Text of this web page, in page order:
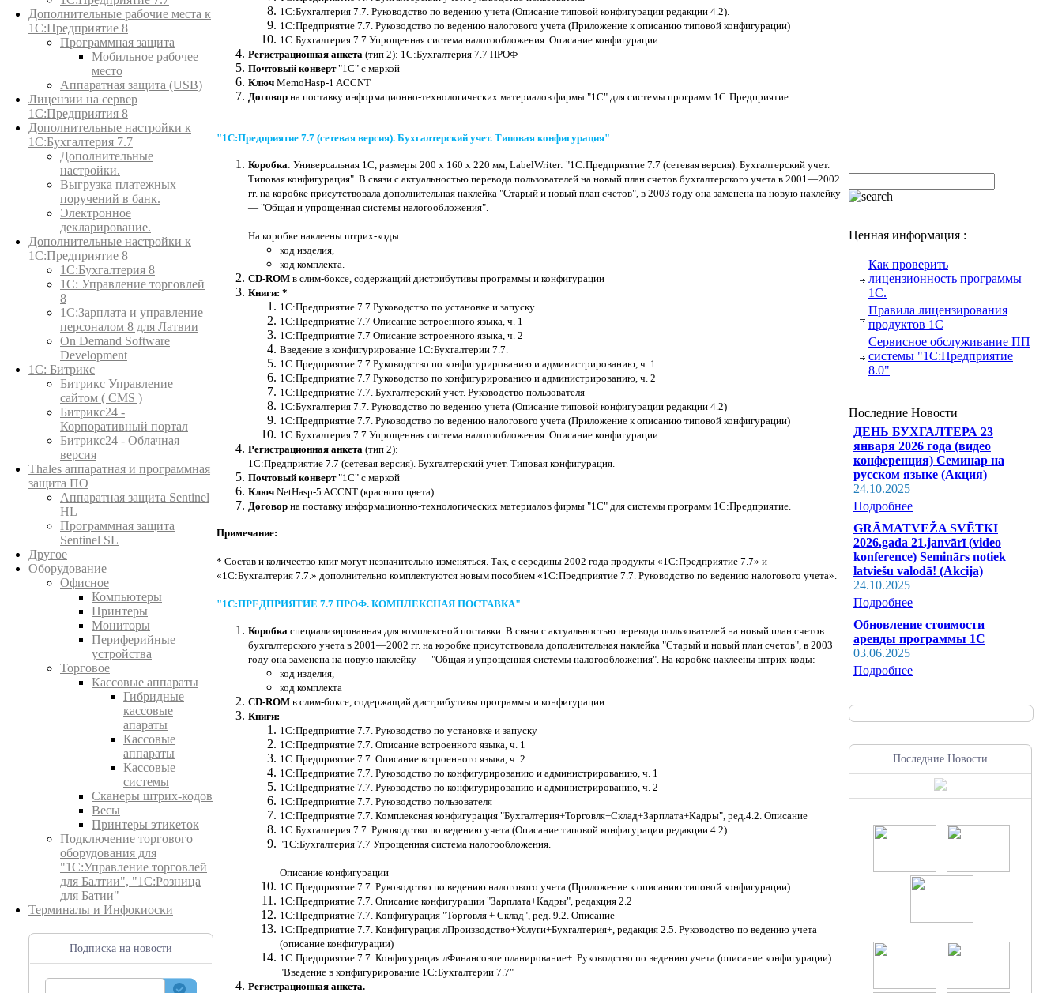
Дополнительные рабочие места к
1С:Предприятие 8
Программная защита
Мобильное рабочее
место
Аппаратная защита (USB)
Лицензии на сервер
1С:Предприятия 8
Дополнительные настройки к
1С:Бухгалтерия 7.7
Дополнительные
настройки.
Выгрузка платежных
поручений в банк.
Электронное
декларирование.
Дополнительные настройки к
1С:Предприятие 8
1С:Бухгалтерия 8
1C: Управление торговлей
8
1С:Зарплата и управление
персоналом 8 для Латвии
On Demand Software
Development
1С: Битрикс
Битрикс Управление
сайтом ( CMS )
Битрикс24 -
Корпоративный портал
Битрикс24 - Облачная
версия
Thales аппаратная и программная
защита ПО
Аппаратная защита Sentinel
HL
Программная защита
Sentinel SL
Другое
Оборудование
Офисное
Компьютеры
Принтеры
Мониторы
Периферийные
устройства
Торговое
Кассовые аппараты
Гибридные
кассовые
апараты
Кассовые
аппараты
Кассовые
системы
Сканеры штрих-кодов
Весы
Принтеры этикеток
Подключение торгового
оборудования для
"1С:Управление торговлей
для Балтии", "1С:Розница
для Батии"
Терминалы и Инфокиоски
Подписка на новости
1С:Бухгалтерия 7.7. Руководство по ведению учета (Описание типовой конфигурации редакции 4.2).
1С:Предприятие 7.7. Руководство по ведению налогового учета (Приложение к описанию типовой конфигурации)
1С:Бухгалтерия 7.7 Упрощенная система налогообложения. Описание конфигурации
Регистрационная анкета (тип 2): 1С:Бухгалтерия 7.7 ПРОФ
Почтовый конверт"1С" с маркой
Ключ MemoHasp-1 ACCNT
Договор на поставку информационно-технологических материалов фирмы "1С" для системы программ 1С:Предприятие.
"1С:Предприятие 7.7 (сетевая версия). Бухгалтерский учет. Типовая конфигурация"
Коробка: Универсальная 1С, размеры 200 x 160 x 220 мм, LabelWriter: "1С:Предприятие 7.7 (сетевая версия). Бухгалтерский учет.
Типовая конфигурация". В связи с актуальностью перевода пользователей на новый план счетов бухгалтерского учета в 2001—2002
гг. на коробке присутствовала дополнительная наклейка "Старый и новый план счетов", в 2003 году она заменена на новую наклейку
— "Общая и упрощенная системы налогообложения".
На коробке наклеены штрих-коды:
код изделия,
код комплекта.
CD-ROM в слим-боксе, содержащий дистрибутивы программы и конфигурации
Книги: *
1С:Предприятие 7.7 Руководство по установке и запуску
1С:Предприятие 7.7 Описание встроенного языка, ч. 1
1С:Предприятие 7.7 Описание встроенного языка, ч. 2
Введение в конфигурирование 1С:Бухгалтерии 7.7.
1С:Предприятие 7.7 Руководство по конфигурированию и администрированию, ч. 1
1С:Предприятие 7.7 Руководство по конфигурированию и администрированию, ч. 2
1С:Предприятие 7.7. Бухгалтерский учет. Руководство пользователя
1С:Бухгалтерия 7.7. Руководство по ведению учета (Описание типовой конфигурации редакции 4.2)
1С:Предприятие 7.7. Руководство по ведению налогового учета (Приложение к описанию типовой конфигурации)
1С:Бухгалтерия 7.7 Упрощенная система налогообложения. Описание конфигурации
Регистрационная анкета (тип 2):
1С:Предприятие 7.7 (сетевая версия). Бухгалтерский учет. Типовая конфигурация.
Почтовый конверт"1С" с маркой
Ключ NetHasp-5 ACCNT (красного цвета)
Договор на поставку информационно-технологических материалов фирмы "1С" для системы программ 1С:Предприятие.
Примечание:
* Состав и количество книг могут незначительно изменяться. Так, с середины 2002 года продукты «1С:Предприятие 7.7» и
«1С:Бухгалтерия 7.7.» дополнительно комплектуются новым пособием «1С:Предприятие 7.7. Руководство по ведению налогового учета».
"1С:ПРЕДПРИЯТИЕ 7.7 ПРОФ. КОМПЛЕКСНАЯ ПОСТАВКА"
Коробка специализированная для комплексной поставки. В связи с актуальностью перевода пользователей на новый план счетов
бухгалтерского учета в 2001—2002 гг. на коробке присутствовала дополнительная наклейка "Старый и новый план счетов", в 2003
году она заменена на новую наклейку — "Общая и упрощенная системы налогообложения". На коробке наклеены штрих-коды:
код изделия,
код комплекта
CD-ROM в слим-боксе, содержащий дистрибутивы программы и конфигурации
Книги:
1С:Предприятие 7.7. Руководство по установке и запуску
1С:Предприятие 7.7. Описание встроенного языка, ч. 1
1С:Предприятие 7.7. Описание встроенного языка, ч. 2
1С:Предприятие 7.7. Руководство по конфигурированию и администрированию, ч. 1
1С:Предприятие 7.7. Руководство по конфигурированию и администрированию, ч. 2
1С:Предприятие 7.7. Руководство пользователя
1С:Предприятие 7.7. Комплексная конфигурация "Бухгалтерия+Торговля+Склад+Зарплата+Кадры", ред.4.2. Описание
1С:Бухгалтерия 7.7. Руководство по ведению учета (Описание типовой конфигурации редакции 4.2).
"1С:Бухгалтерия 7.7 Упрощенная система налогообложения.
Описание конфигурации
1С:Предприятие 7.7. Руководство по ведению налогового учета (Приложение к описанию типовой конфигурации)
1С:Предприятие 7.7. Описание конфигурации "Зарплата+Кадры", редакция 2.2
1С:Предприятие 7.7. Конфигурация "Торговля + Склад", ред. 9.2. Описание
1С:Предприятие 7.7. Конфигурация лПроизводство+Услуги+Бухгалтерия+, редакция 2.5. Руководство по ведению учета
(описание конфигурации)
1С:Предприятие 7.7. Конфигурация лФинансовое планирование+. Руководство по ведению учета (описание конфигурации)
"Введение в конфигурирование 1С:Бухгалтерии 7.7"
Регистрационная анкета.
Ценная информация :
Как проверить
лицензионность программы
1С.
Правила лицензирования
продуктов 1С
Сервисное обслуживание ПП
системы "1С:Предприятие
8.0"
Последние Новости
ДЕНЬ БУХГАЛТЕРА 23
января 2026 года (видео
конференция) Семинар на
русском языке (Акция)
24.10.2025
Подробнее
GRĀMATVEŽA SVĒTKI
2026.gada 21.janvārī (video
konference) Seminārs notiek
latviešu valodā! (Akcija)
24.10.2025
Подробнее
Обновление стоимости
аренды программы 1С
03.06.2025
Подробнее
Последние Новости